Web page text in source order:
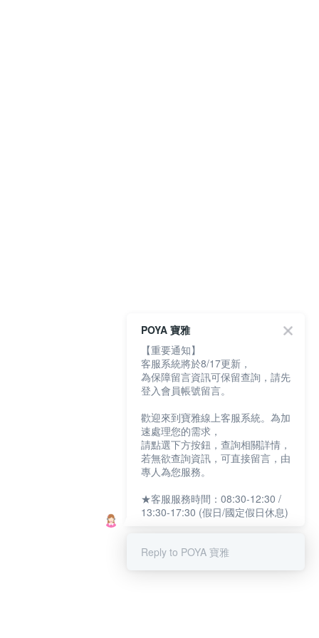
POYA 寶雅
【重要通知】
客服系統將於8/17更新，
為保障留言資訊可保留查詢，請先
登入會員帳號留言。
歡迎來到寶雅線上客服系統。為加
速處理您的需求，
請點選下方按鈕，查詢相關詳情，
若無欲查詢資訊，可直接留言，由
專人為您服務。
★客服服務時間：08:30-12:30 /
13:30-17:30 (假日/國定假日休息)
Reply to POYA 寶雅